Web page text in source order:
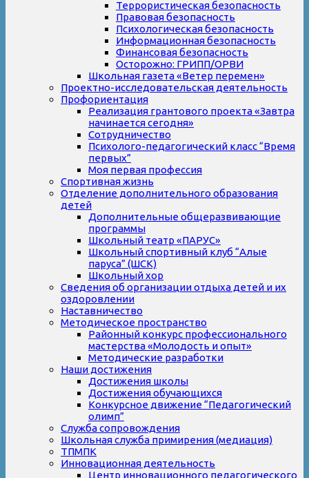
Террористическая безопасность
Правовая безопасность
Психологическая безопасность
Информационная безопасность
Финансовая безопасность
Осторожно: ГРИПП/ОРВИ
Школьная газета «Ветер перемен»
Проектно-исследовательская деятельность
Профориентация
Реализация грантового проекта «Завтра
начинается сегодня»
Сотрудничество
Психолого-педагогический класс “Время
первых”
Моя первая профессия
Спортивная жизнь
Отделение дополнительного образования
детей
Дополнительные общеразвивающие
программы
Школьный театр «ПАРУС»
Школьный спортивный клуб “Алые
паруса” (ШСК)
Школьный хор
Сведения об организации отдыха детей и их
оздоровлении
Наставничество
Методическое пространство
Районный конкурс профессионального
мастерства «Молодость и опыт»
Методические разработки
Наши достижения
Достижения школы
Достижения обучающихся
Конкурсное движение “Педагогический
олимп”
Служба сопровождения
Школьная служба примирения (медиация)
ТПМПК
Инновационная деятельность
Центр инновационного педагогического